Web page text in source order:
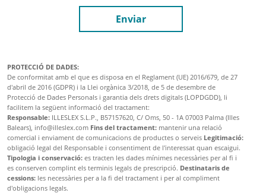
Enviar
PROTECCIÓ DE DADES:
De conformitat amb el que es disposa en el Reglament (UE) 2016/679, de 27
d'abril de 2016 (GDPR) i la Llei orgànica 3/2018, de 5 de desembre de
Protecció de Dades Personals i garantia dels drets digitals (LOPDGDD), li
facilitem la següent informació del tractament:
Responsable: ILLESLEX S.L.P., B57157620, C/ Oms, 50 - 1A 07003 Palma (Illes
Balears), info@illeslex.com Fins del tractament: mantenir una relació
comercial i enviament de comunicacions de productes o serveis Legitimació:
obligació legal del Responsable i consentiment de l'interessat quan escaigui.
Tipologia i conservació: es tracten les dades mínimes necessàries per al fi i
es conserven complint els terminis legals de prescripció. Destinataris de
cessions: les necessàries per a la fi del tractament i per al compliment
d'obligacions legals.